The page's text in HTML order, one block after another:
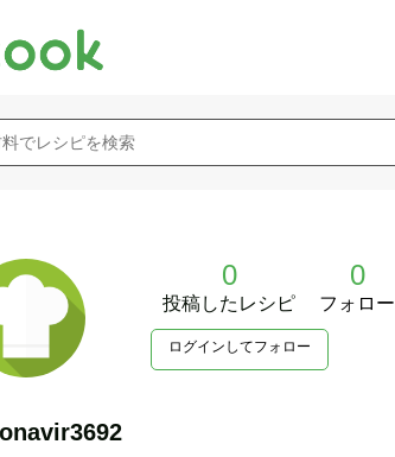
0
投稿したレシピ
0
フォロー
ログインしてフォロー